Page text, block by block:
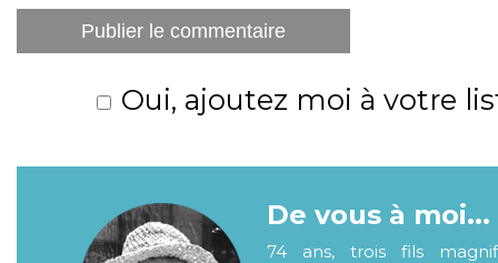
Oui, ajoutez moi à votre
De vous à moi...
74 ans, trois fils